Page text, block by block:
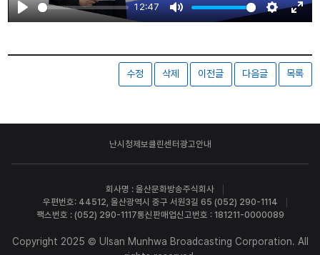
Play
12:47
Mute Settings
수정 삭제 이전글 다음글 목록
난시청제보클린센터광고안내
회사명 : 울산문화방송주식회사
우편번호: 44512, 울산광역시 중구 서원3길 65 (052) 290-1114
팩스번호 : (052) 290-1117통신판매업신고번호 : 181211-0000089
Copyright 2025 © Ulsan Munhwa Broadcasting Corporation. All